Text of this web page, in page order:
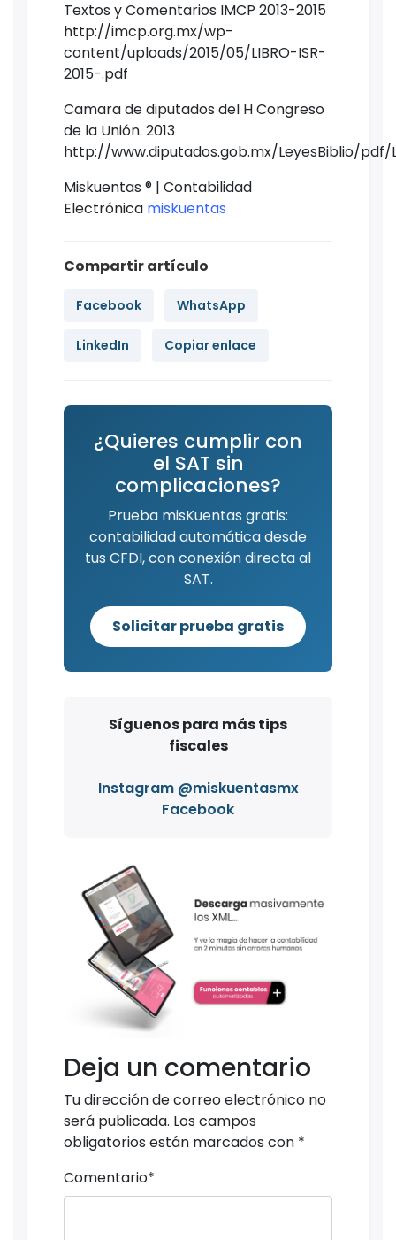
Textos y Comentarios IMCP 2013-2015
http://imcp.org.mx/wp-
content/uploads/2015/05/LIBRO-ISR-
2015-.pdf
Camara de diputados del H Congreso
de la Unión. 2013
http://www.diputados.gob.mx/LeyesBiblio/pdf/
Miskuentas ® | Contabilidad
Electrónica miskuentas
Compartir artículo
Facebook WhatsApp
LinkedIn Copiar enlace
¿Quieres cumplir con
el SAT sin
complicaciones?
Prueba misKuentas gratis:
contabilidad automática desde
tus CFDI, con conexión directa al
SAT.
Solicitar prueba gratis
Síguenos para más tips
fiscales
Instagram @miskuentasmx
Facebook
Deja un comentario
Tu dirección de correo electrónico no
será publicada. Los campos
obligatorios están marcados con *
Comentario*